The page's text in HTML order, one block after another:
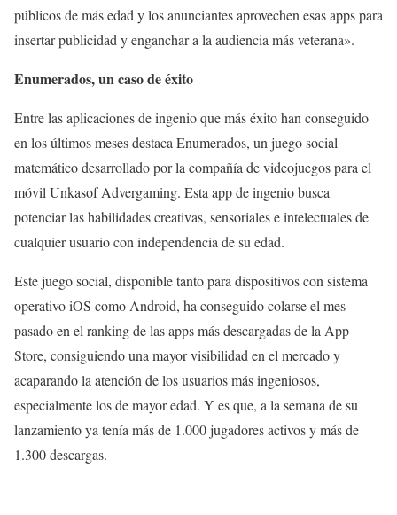
públicos de más edad y los anunciantes aprovechen esas apps para
insertar publicidad y enganchar a la audiencia más veterana».
Enumerados, un caso de éxito
Entre las aplicaciones de ingenio que más éxito han conseguido
en los últimos meses destaca Enumerados, un juego social
matemático desarrollado por la compañía de videojuegos para el
móvil Unkasof Advergaming. Esta app de ingenio busca
potenciar las habilidades creativas, sensoriales e intelectuales de
cualquier usuario con independencia de su edad.
Este juego social, disponible tanto para dispositivos con sistema
operativo iOS como Android, ha conseguido colarse el mes
pasado en el ranking de las apps más descargadas de la App
Store, consiguiendo una mayor visibilidad en el mercado y
acaparando la atención de los usuarios más ingeniosos,
especialmente los de mayor edad. Y es que, a la semana de su
lanzamiento ya tenía más de 1.000 jugadores activos y más de
1.300 descargas.